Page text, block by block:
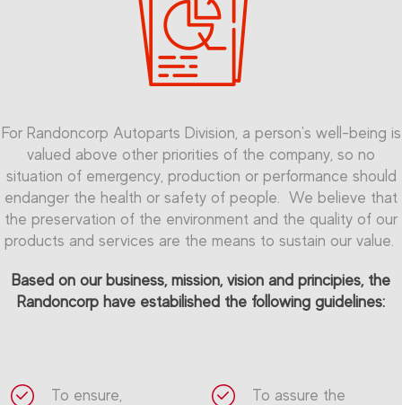
For Randoncorp Autoparts Division, a person's well-being is
valued above other priorities of the company, so no
situation of emergency, production or performance should
endanger the health or safety of people. We believe that
the preservation of the environment and the quality of our
products and services are the means to sustain our value.
Based on our business, mission, vision and principies, the
Randoncorp have estabilished the following guidelines:
To ensure,
To assure the